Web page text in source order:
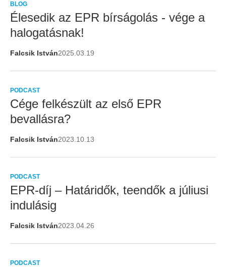
BLOG
Élesedik az EPR bírságolás - vége a
halogatásnak!
Falcsik István2025.03.19
PODCAST
Cége felkészült az első EPR
bevallásra?
Falcsik István2023.10.13
PODCAST
EPR-díj – Határidők, teendők a júliusi
indulásig
Falcsik István2023.04.26
PODCAST